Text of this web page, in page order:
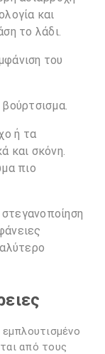
και
το λάδι.
του
ή τα
και σκόνη.
πιο
από τους